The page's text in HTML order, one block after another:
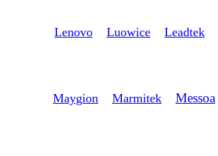
Leadtek
Luowice
Lenovo
Messoa
Marmitek
Maygion